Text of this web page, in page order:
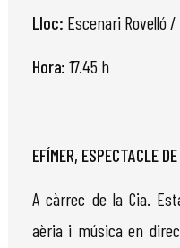
Lloc: Escenari Rovelló
Hora: 17.45 h
EFÍMER, ESPECTACLE
A càrrec de la Cia.
aèria i música en